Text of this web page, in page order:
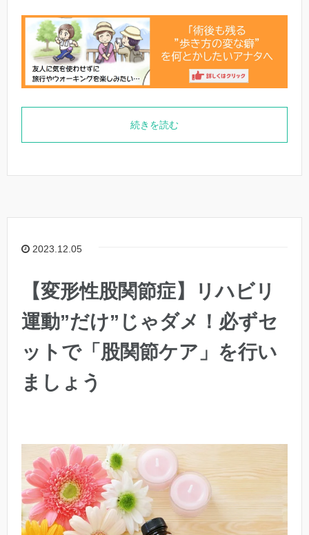
続きを読む
2023.12.05
【変形性股関節症】リハビリ
運動”だけ”じゃダメ！必ずセ
ットで「股関節ケア」を行い
ましょう